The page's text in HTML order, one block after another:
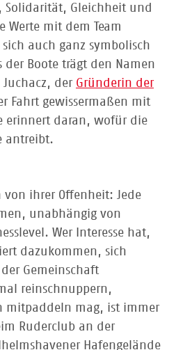
Solidarität, Gleichheit und
Werte mit dem Team
auch ganz symbolisch
der Boote trägt den Namen
der Gründerin der
Fahrt gewissermaßen mit
erinnert daran, wofür die
antreibt.
von ihrer Offenheit: Jede
unabhängig von
Wer Interesse hat,
dazukommen, sich
Gemeinschaft
reinschnuppern,
mitpaddeln mag, ist immer
Ruderclub an der
Hafengelände